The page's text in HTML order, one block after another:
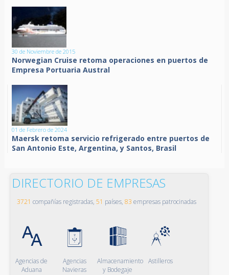
30 de Noviembre de 2015
Norwegian Cruise retoma operaciones en puertos de
Empresa Portuaria Austral
01 de Febrero de 2024
Maersk retoma servicio refrigerado entre puertos de
San Antonio Este, Argentina, y Santos, Brasil
DIRECTORIO DE EMPRESAS
3721 compañías registradas, 51 países, 83 empresas patrocinadas
Agencias de
Aduana
Agencias
Navieras
Almacenamiento
y Bodegaje
Astilleros